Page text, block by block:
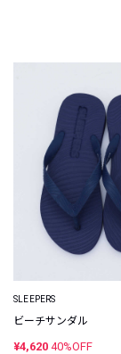
SLEEPERS
ビーチサンダル
¥4,620 40%OFF